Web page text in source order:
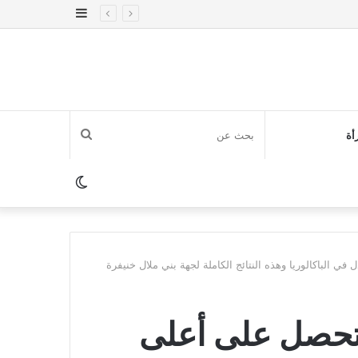
إضافة
بحث
عنالوضع
المظلم
وهذه النتائج الكاملة لجهة بني ملال خنيفرة
تحصل على أعلى